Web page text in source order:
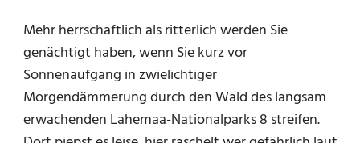
Mehr herrschaftlich als ritterlich werden Sie
genächtigt haben, wenn Sie kurz vor
Sonnenaufgang in zwielichtiger
Morgendämmerung durch den Wald des langsam
erwachenden Lahemaa-Nationalparks 8 streifen.